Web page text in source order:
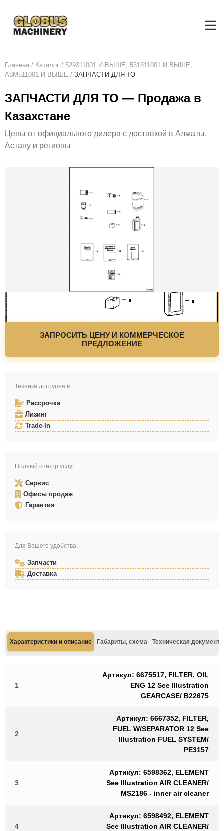
Главная / Каталог / 529311001 И ВЫШЕ, 531311001 И ВЫШЕ,
A8M511001 И ВЫШЕ / ЗАПЧАСТИ ДЛЯ ТО
ЗАПЧАСТИ ДЛЯ ТО — Продажа в
Казахстане
Цены от официального дилера с доставкой в Алматы,
Астану и регионы
ЗАПРОСИТЬ ЦЕНУ И КОММЕРЧЕСКОЕ
ПРЕДЛОЖЕНИЕ
Техника доступна в:
Рассрочка
Лизинг
Trade-In
Полный спектр услуг:
Сервис
Офисы продаж
Гарантия
Для Вашего удобства:
Запчасти
Доставка
Характеристики и описание Габариты, схема Техническая
1
Артикул: 6675517, FILTER, OIL
ENG 12 See Illustration
GEARCASE/ B22675
2
Артикул: 6667352, FILTER,
FUEL W/SEPARATOR 12 See
Illustration FUEL SYSTEM/
PE3157
3
Артикул: 6598362, ELEMENT
See Illustration AIR CLEANER/
MS2186 - inner air cleaner
4
Артикул: 6598492, ELEMENT
See Illustration AIR CLEANER/